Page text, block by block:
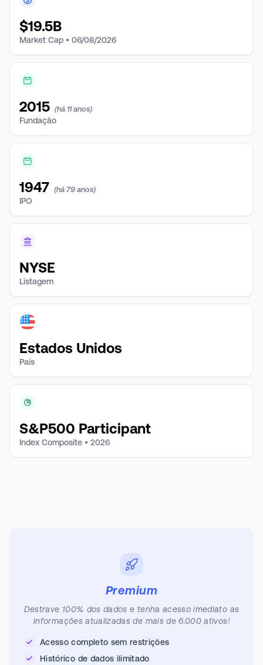
$19.5B
Market Cap • 06/08/2026
2015 (há 11 anos)
Fundação
1947 (há 79 anos)
IPO
NYSE
Listagem
Estados Unidos
País
S&P500 Participant
Index Composite • 2026
Premium
Destrave 100% dos dados e tenha acesso imediato as
informações atualizadas de mais de 6.000 ativos!
Acesso completo sem restrições
Histórico de dados ilimitado